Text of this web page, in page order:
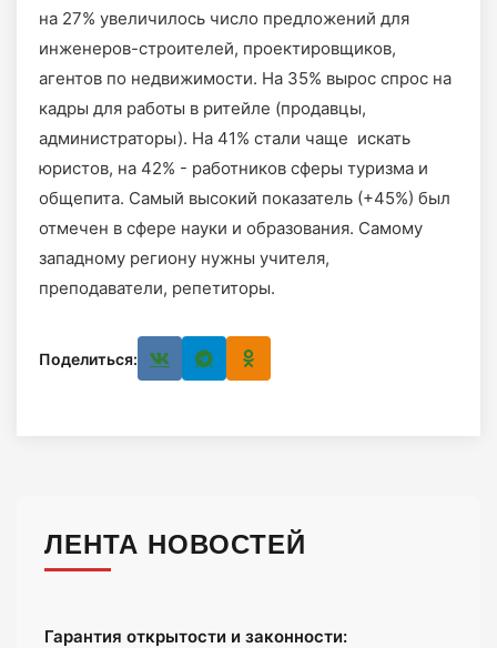
на 27% увеличилось число предложений для
инженеров-строителей, проектировщиков,
агентов по недвижимости. На 35% вырос спрос на
кадры для работы в ритейле (продавцы,
администраторы). На 41% стали чаще искать
юристов, на 42% - работников сферы туризма и
общепита. Самый высокий показатель (+45%) был
отмечен в сфере науки и образования. Самому
западному региону нужны учителя,
преподаватели, репетиторы.
Поделиться:
ЛЕНТА НОВОСТЕЙ
Гарантия открытости и законности: